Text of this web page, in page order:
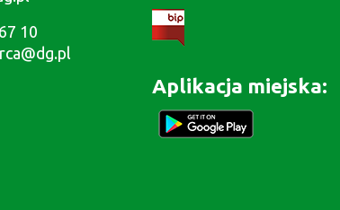
10
Aplikacja miejska: